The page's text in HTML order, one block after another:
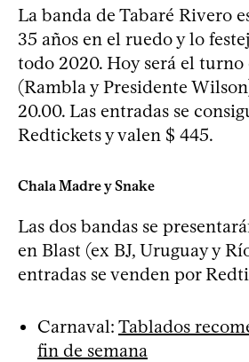
La banda de Tabaré Rivero
35 años en el ruedo y lo
todo 2020. Hoy será el turno
(Rambla y Presidente
20.00. Las entradas se
Redtickets y valen $ 445.
Chala Madre y Snake
Las dos bandas se
en Blast (ex BJ, Uruguay y
entradas se venden por
Carnaval: Tablados
fin de semana